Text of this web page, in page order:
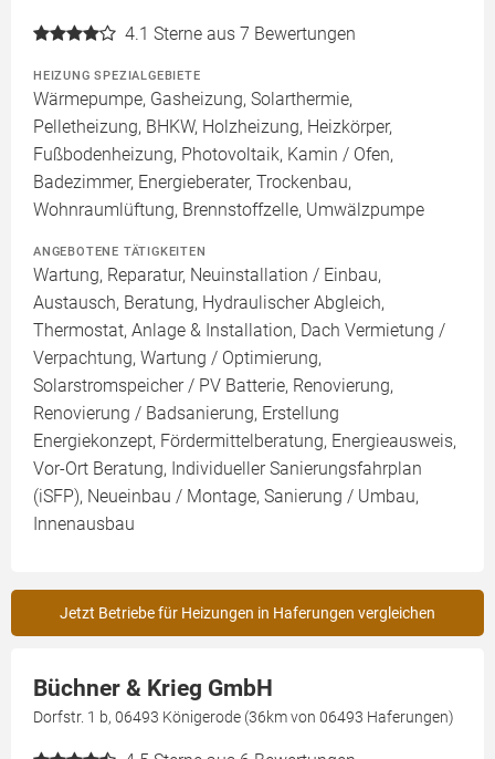
4.1 Sterne aus 7 Bewertungen
HEIZUNG SPEZIALGEBIETE
Wärmepumpe, Gasheizung, Solarthermie,
Pelletheizung, BHKW, Holzheizung, Heizkörper,
Fußbodenheizung, Photovoltaik, Kamin / Ofen,
Badezimmer, Energieberater, Trockenbau,
Wohnraumlüftung, Brennstoffzelle, Umwälzpumpe
ANGEBOTENE TÄTIGKEITEN
Wartung, Reparatur, Neuinstallation / Einbau,
Austausch, Beratung, Hydraulischer Abgleich,
Thermostat, Anlage & Installation, Dach Vermietung /
Verpachtung, Wartung / Optimierung,
Solarstromspeicher / PV Batterie, Renovierung,
Renovierung / Badsanierung, Erstellung
Energiekonzept, Fördermittelberatung, Energieausweis,
Vor-Ort Beratung, Individueller Sanierungsfahrplan
(iSFP), Neueinbau / Montage, Sanierung / Umbau,
Innenausbau
Jetzt Betriebe für Heizungen in Haferungen vergleichen
Büchner & Krieg GmbH
Dorfstr. 1 b, 06493 Königerode (36km von 06493 Haferungen)